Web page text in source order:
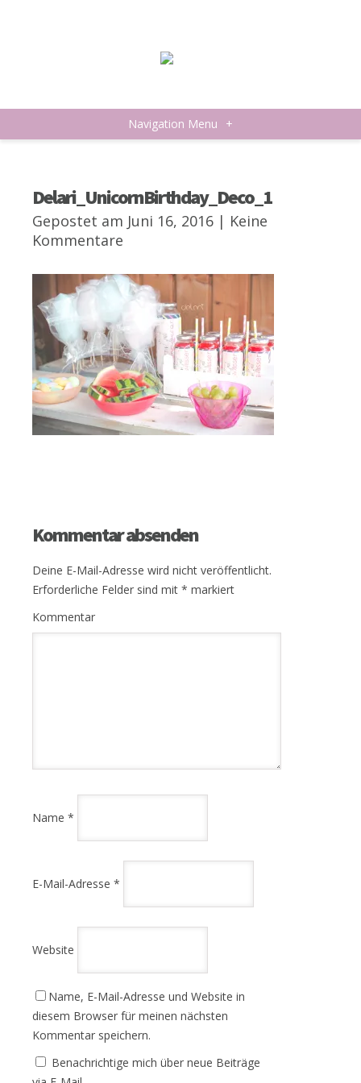
Navigation Menu +
Delari_UnicornBirthday_Deco_1
Gepostet am Juni 16, 2016 | Keine
Kommentare
Kommentar absenden
Deine E-Mail-Adresse wird nicht veröffentlicht.
Erforderliche Felder sind mit * markiert
Kommentar
Name *
E-Mail-Adresse *
Website
Name, E-Mail-Adresse und Website in
diesem Browser für meinen nächsten
Kommentar speichern.
Benachrichtige mich über neue Beiträge